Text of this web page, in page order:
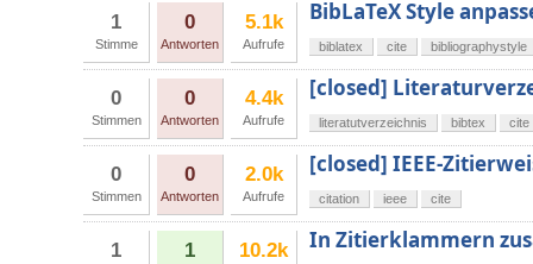
1
Stimme
0
Antworten
5.1k
Aufrufe
BibLaTeX Style
biblatex cite bibliographystyle
0
Stimmen
0
Antworten
4.4k
Aufrufe
[closed]
literatutverzeichnis bibtex cite
0
Stimmen
0
Antworten
2.0k
Aufrufe
[closed] IEEE-
citation ieee cite
1 1 10.2k In Zitierklammern